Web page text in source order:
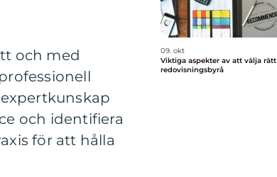
och med
och identifiera
för att hålla
09. okt
Viktiga aspekter av att välja rätt
redovisningsbyrå